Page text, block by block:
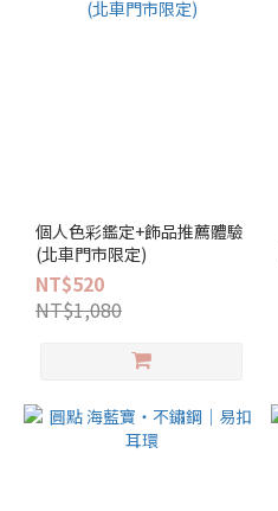
個人色彩鑑定+飾品推薦體驗
(北車門市限定)
NT$520
NT$1,080